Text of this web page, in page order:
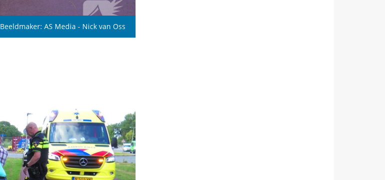
Beeldmaker: AS Media - Nick van Oss